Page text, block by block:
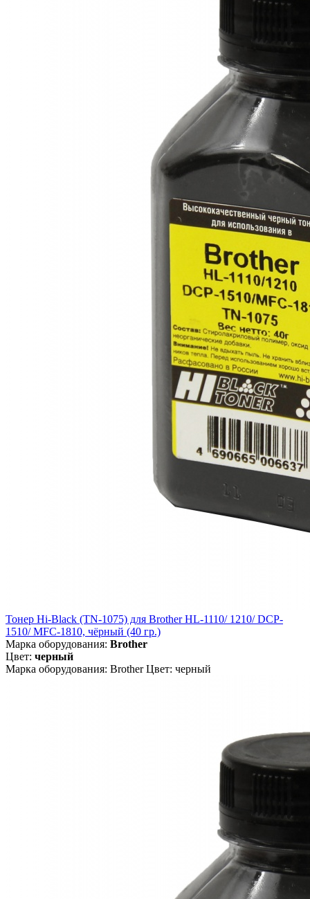
Тонер Hi-Black (TN-1075) для Brother HL-1110/ 1210/ DCP-
1510/ MFC-1810, чёрный (40 гр.)
Марка оборудования: Brother
Цвет: черный
Марка оборудования: Brother Цвет: черный